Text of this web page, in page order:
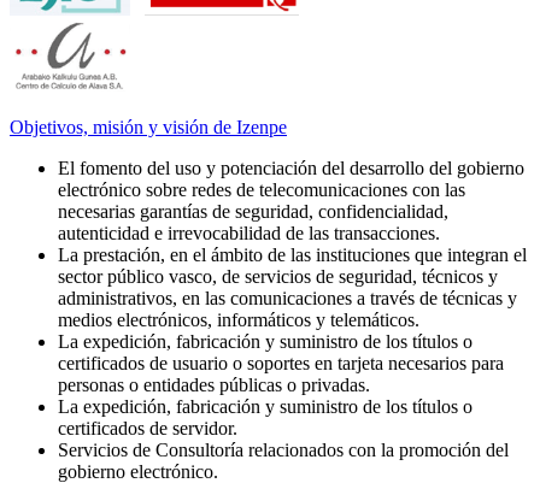
Objetivos, misión y visión de Izenpe
El fomento del uso y potenciación del desarrollo del gobierno
electrónico sobre redes de telecomunicaciones con las
necesarias garantías de seguridad, confidencialidad,
autenticidad e irrevocabilidad de las transacciones.
La prestación, en el ámbito de las instituciones que integran el
sector público vasco, de servicios de seguridad, técnicos y
administrativos, en las comunicaciones a través de técnicas y
medios electrónicos, informáticos y telemáticos.
La expedición, fabricación y suministro de los títulos o
certificados de usuario o soportes en tarjeta necesarios para
personas o entidades públicas o privadas.
La expedición, fabricación y suministro de los títulos o
certificados de servidor.
Servicios de Consultoría relacionados con la promoción del
gobierno electrónico.